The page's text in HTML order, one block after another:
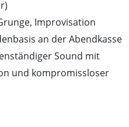
Improvisation
an der Abendkasse
Sound mit
und kompromissloser